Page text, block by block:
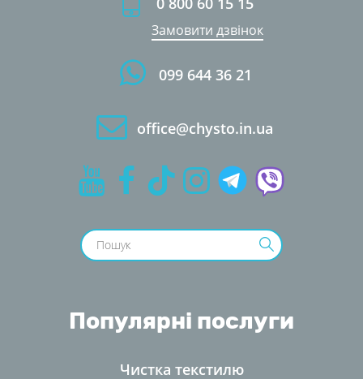
Замовити дзвінок
099 644 36 21
office@chysto.in.ua
Популярні послуги
Чистка текстилю